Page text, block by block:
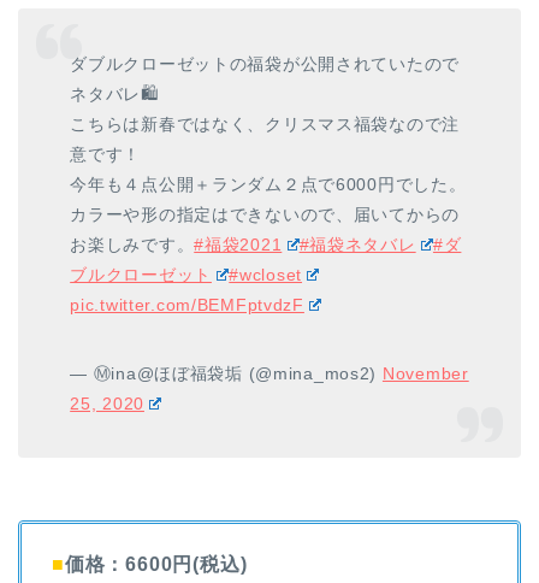
ダブルクローゼットの福袋が公開されていたので
ネタバレ🛍
こちらは新春ではなく、クリスマス福袋なので注
意です！
今年も４点公開＋ランダム２点で6000円でした。
カラーや形の指定はできないので、届いてからの
お楽しみです。#福袋2021 #福袋ネタバレ
#ダ
ブルクローゼット
#wcloset
pic.twitter.com/BEMFptvdzF
— Ⓜ︎ina@ほぼ福袋垢 (@mina_mos2) November
25, 2020
■価格：6600円(税込)